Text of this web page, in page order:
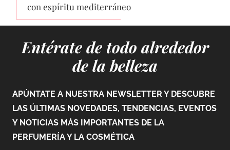
con espíritu mediterráneo
Entérate de todo alrededor
de la belleza
APÚNTATE A NUESTRA NEWSLETTER Y DESCUBRE
LAS ÚLTIMAS NOVEDADES, TENDENCIAS, EVENTOS
Y NOTICIAS MÁS IMPORTANTES DE LA
PERFUMERÍA Y LA COSMÉTICA